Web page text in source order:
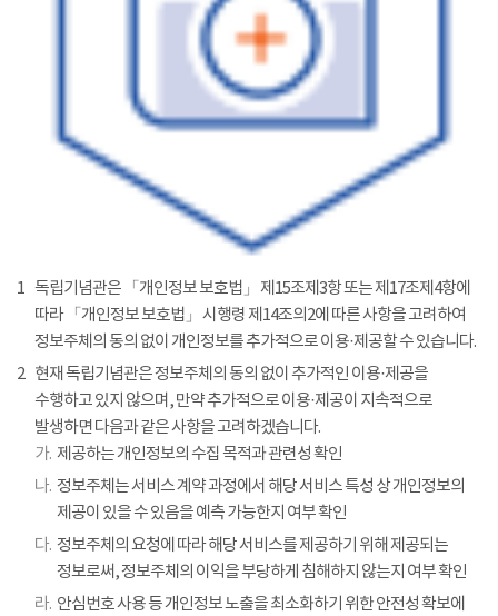
1 독립기념관은 「개인정보 보호법」 제15조제3항 또는 제17조제4항에
따라 「개인정보 보호법」 시행령 제14조의2에 따른 사항을 고려하여
정보주체의 동의 없이 개인정보를 추가적으로 이용·제공할 수 있습니다.
2 현재 독립기념관은 정보주체의 동의 없이 추가적인 이용·제공을
수행하고 있지 않으며, 만약 추가적으로 이용·제공이 지속적으로
발생하면 다음과 같은 사항을 고려하겠습니다.
가. 제공하는 개인정보의 수집 목적과 관련성 확인
나. 정보주체는 서비스 계약 과정에서 해당 서비스 특성 상 개인정보의
제공이 있을 수 있음을 예측 가능한지 여부 확인
다. 정보주체의 요청에 따라 해당 서비스를 제공하기 위해 제공되는
정보로써, 정보주체의 이익을 부당하게 침해하지 않는지 여부 확인
라. 안심번호 사용 등 개인정보 노출을 최소화하기 위한 안전성 확보에